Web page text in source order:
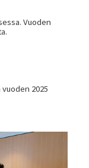
Vuoden
2025